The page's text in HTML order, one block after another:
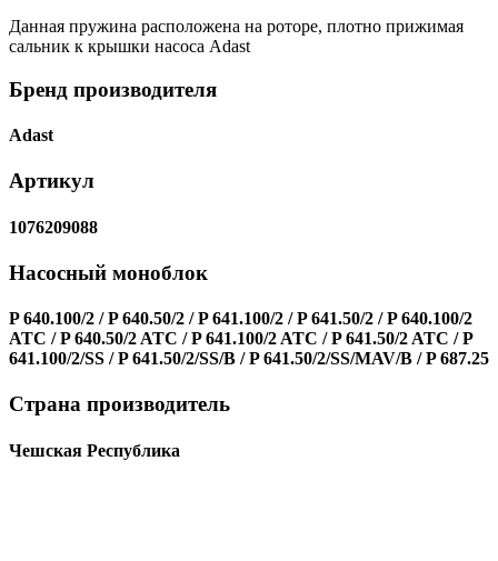
Данная пружина расположена на роторе, плотно прижимая
сальник к крышки насоса Adast
Бренд производителя
Adast
Артикул
1076209088
Насосный моноблок
P 640.100/2 / P 640.50/2 / P 641.100/2 / P 641.50/2 / P 640.100/2
ATC / P 640.50/2 ATC / P 641.100/2 ATC / P 641.50/2 ATC / P
641.100/2/SS / P 641.50/2/SS/B / P 641.50/2/SS/MAV/B / P 687.25
Страна производитель
Чешская Республика